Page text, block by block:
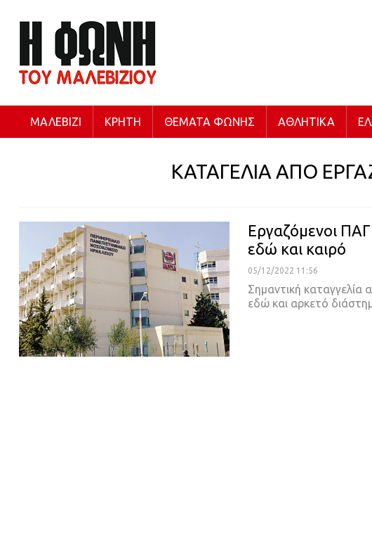
ΜΑΛΕΒΊΖΙ ΚΡΉΤΗ ΘΈΜΑΤΑ ΦΩΝΉΣ ΑΘΛΗΤΙΚΆ
ΚΑΤΑΓΕΛΙΑ ΑΠΟ
Εργαζόμενοι
εδώ και καιρό
05/12/2022 11:56
Σημαντική
εδώ και αρκετό